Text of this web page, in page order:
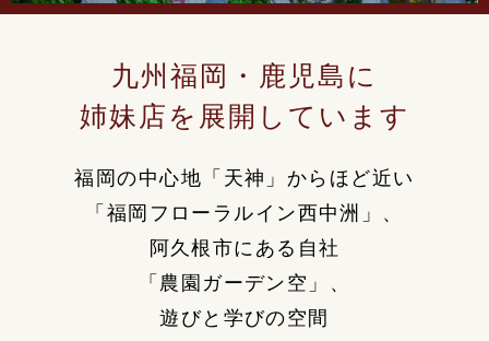
九州福岡・鹿児島に
姉妹店を展開しています
福岡の中心地「天神」からほど近い
「福岡フローラルイン西中洲」、
阿久根市にある自社
「農園ガーデン空」、
遊びと学びの空間